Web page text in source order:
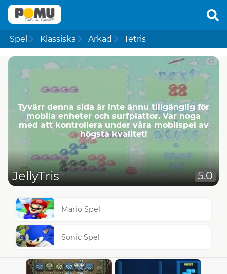
Spel Klassiska Arkad Tetris
Tyvärr denna sida är inte ännu tillgänglig för
mobila enheter och surfplattor. Var noga
med att kontrollera under våra mobilspel av
högsta kvalitet!
JellyTris 5.0
Mario Spel
Sonic Spel